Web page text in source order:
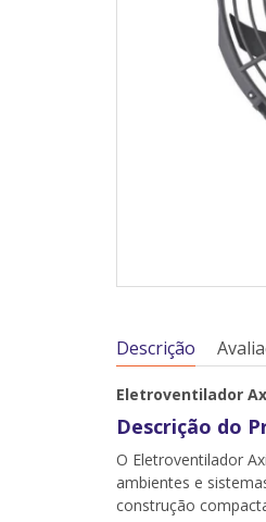
Descrição
Eletroventilador
Descrição do
O Eletroventilador
ambientes e
construção